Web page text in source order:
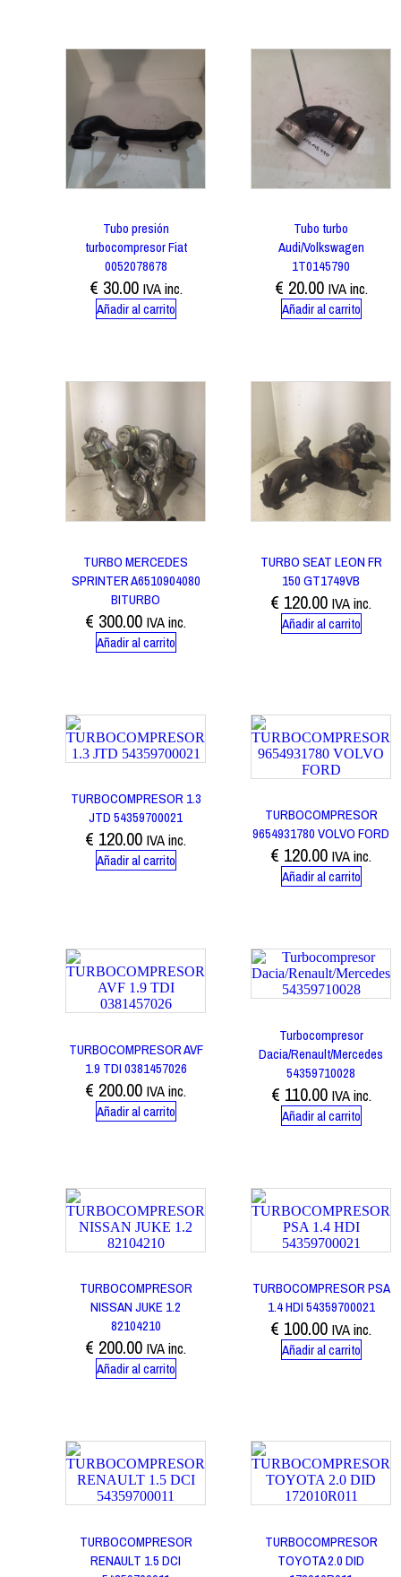
Tubo presión
turbocompresor Fiat
0052078678
€ 30.00 IVA inc.
Añadir al carrito
Tubo turbo
Audi/Volkswagen
1T0145790
€ 20.00 IVA inc.
Añadir al carrito
TURBO MERCEDES
SPRINTER A6510904080
BITURBO
€ 300.00 IVA inc.
Añadir al carrito
TURBO SEAT LEON FR
150 GT1749VB
€ 120.00 IVA inc.
Añadir al carrito
TURBOCOMPRESOR 1.3
JTD 54359700021
€ 120.00 IVA inc.
Añadir al carrito
TURBOCOMPRESOR
9654931780 VOLVO FORD
€ 120.00 IVA inc.
Añadir al carrito
TURBOCOMPRESOR AVF
1.9 TDI 0381457026
€ 200.00 IVA inc.
Añadir al carrito
Turbocompresor
Dacia/Renault/Mercedes
54359710028
€ 110.00 IVA inc.
Añadir al carrito
TURBOCOMPRESOR
NISSAN JUKE 1.2
82104210
€ 200.00 IVA inc.
Añadir al carrito
TURBOCOMPRESOR PSA
1.4 HDI 54359700021
€ 100.00 IVA inc.
Añadir al carrito
TURBOCOMPRESOR
RENAULT 1.5 DCI
TURBOCOMPRESOR
TOYOTA 2.0 DID